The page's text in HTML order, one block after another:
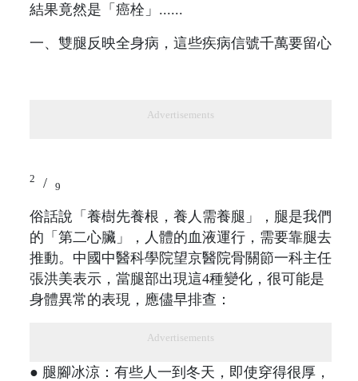
結果竟然是「癌栓」......
一、雙腿反映全身病，這些疾病信號千萬要留心
Advertisements
2 / 9
俗話說「養樹先養根，養人需養腿」，腿是我們
的「第二心臟」，人體的血液運行，需要靠腿去
推動。中國中醫科學院望京醫院骨關節一科主任
張洪美表示，當腿部出現這4種變化，很可能是
身體異常的表現，應儘早排查：
Advertisements
● 腿腳冰涼：有些人一到冬天，即使穿得很厚，